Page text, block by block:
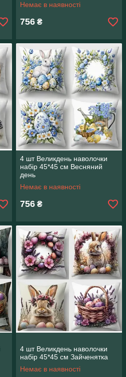
Немає в наявності
756 ₴
4 шт Великдень наволочки
набір 45*45 см Весняний
день
Немає в наявності
756 ₴
4 шт Великдень наволочки
набір 45*45 см Зайченятка
Немає в наявності